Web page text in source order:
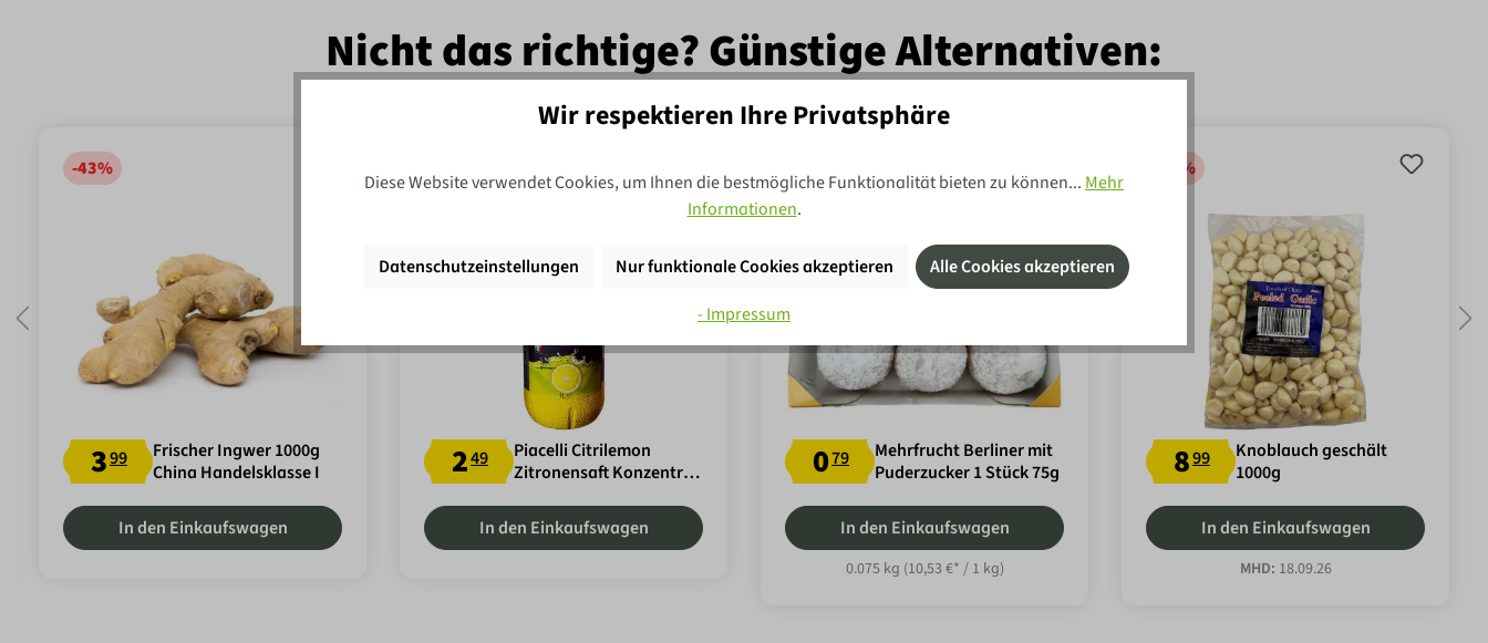
Nicht das richtige? Günstige Alternativen:
-43%
399
Frischer Ingwer 1000g
China Handelsklasse I
In den Einkaufswagen
249
Piacelli Citrilemon
Zitronensaft Konzentrat
In den Einkaufswagen
079
Mehrfrucht Berliner mit
Puderzucker 1 Stück 75g
In den Einkaufswagen
0.075 kg (10,53 €* / 1 kg)
%
899
Knoblauch geschält
1000g
In den Einkaufswagen
MHD: 18.09.26
Wir respektieren Ihre Privatsphäre
Diese Website verwendet Cookies, um Ihnen die bestmögliche Funktionalität bieten zu können... Mehr
Informationen.
Datenschutzeinstellungen Nur funktionale Cookies akzeptieren
Alle Cookies akzeptieren
- Impressum